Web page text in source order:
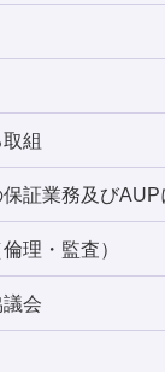
組
証業務及びAUP
理・監査）
会